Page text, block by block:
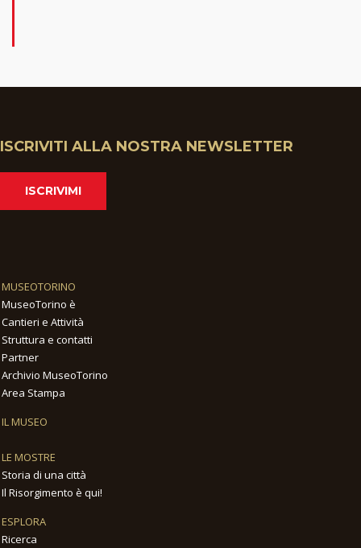
ISCRIVITI ALLA NOSTRA NEWSLETTER
ISCRIVIMI
MUSEOTORINO
MuseoTorino è
Cantieri e Attività
Struttura e contatti
Partner
Archivio MuseoTorino
Area Stampa
IL MUSEO
LE MOSTRE
Storia di una città
Il Risorgimento è qui!
ESPLORA
Ricerca